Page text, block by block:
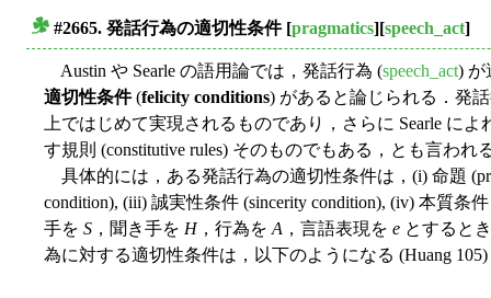
#2665. 発話行為の適切性条件[pragmatics][speech_act]
Austin や Searle の語用論では，発話行為 (speech_act) が
適切性条件(felicity conditions) があると論じられる．発
上ではじめて実現されるものであり，さらに Searle に
す規則 (constitutive rules) そのものでもある，とも言われ
具体的には，ある発話行為の適切性条件は，(i) 命題
condition), (iii) 誠実性条件 (sincerity condition), (iv) 本質条
手を S ，聞き手を H，行為を A ，言語表現を e とすると
為に対する適切性条件は，以下のようになる (Huang 105)